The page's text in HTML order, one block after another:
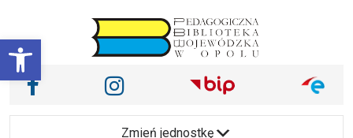
Otwórz pasek narzędzi
Main Navigation
Nasze media społecznościowe i inne
Facebook Instagram
Zmień jednostkę